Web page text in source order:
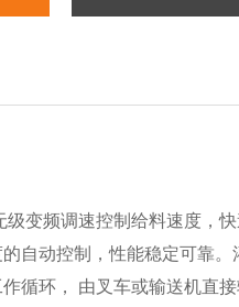
变频调速控制给料速度，
自动控制，性能稳定可靠。
循环， 由叉车或输送机直接